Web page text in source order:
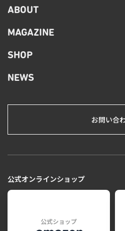
ABOUT
MAGAZINE
SHOP
NEWS
お問い合
公式オンラインショップ
公式ショップ